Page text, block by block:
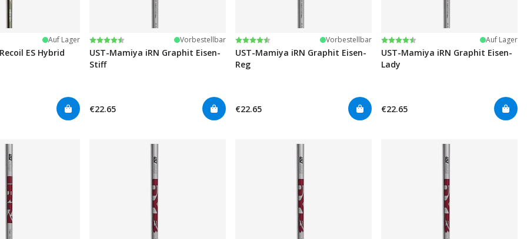
Auf Lager
ES Hybrid
Bewertung:
4.6 von 5 Sternen Vorbestellbar
UST-Mamiya iRN Graphit Eisen-
Stiff
€22.65
Bewertung:
4.6 von 5 Sternen Vorbestellbar
UST-Mamiya iRN Graphit Eisen-
Reg
€22.65
Bewertung:
4.6 von 5 Sternen Auf Lager
UST-Mamiya iRN Graphit Eisen-
Lady
€22.65